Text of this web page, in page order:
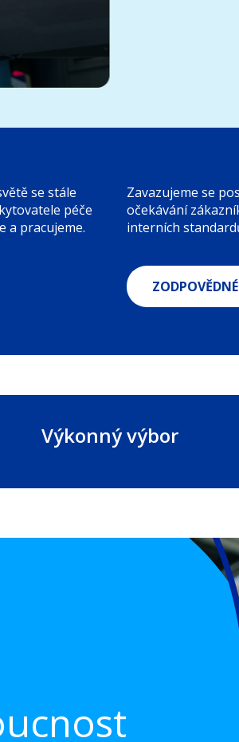
se stále
péče
a pracujeme.
Zavazujeme se
očekávání
interních
Výkonný výbor